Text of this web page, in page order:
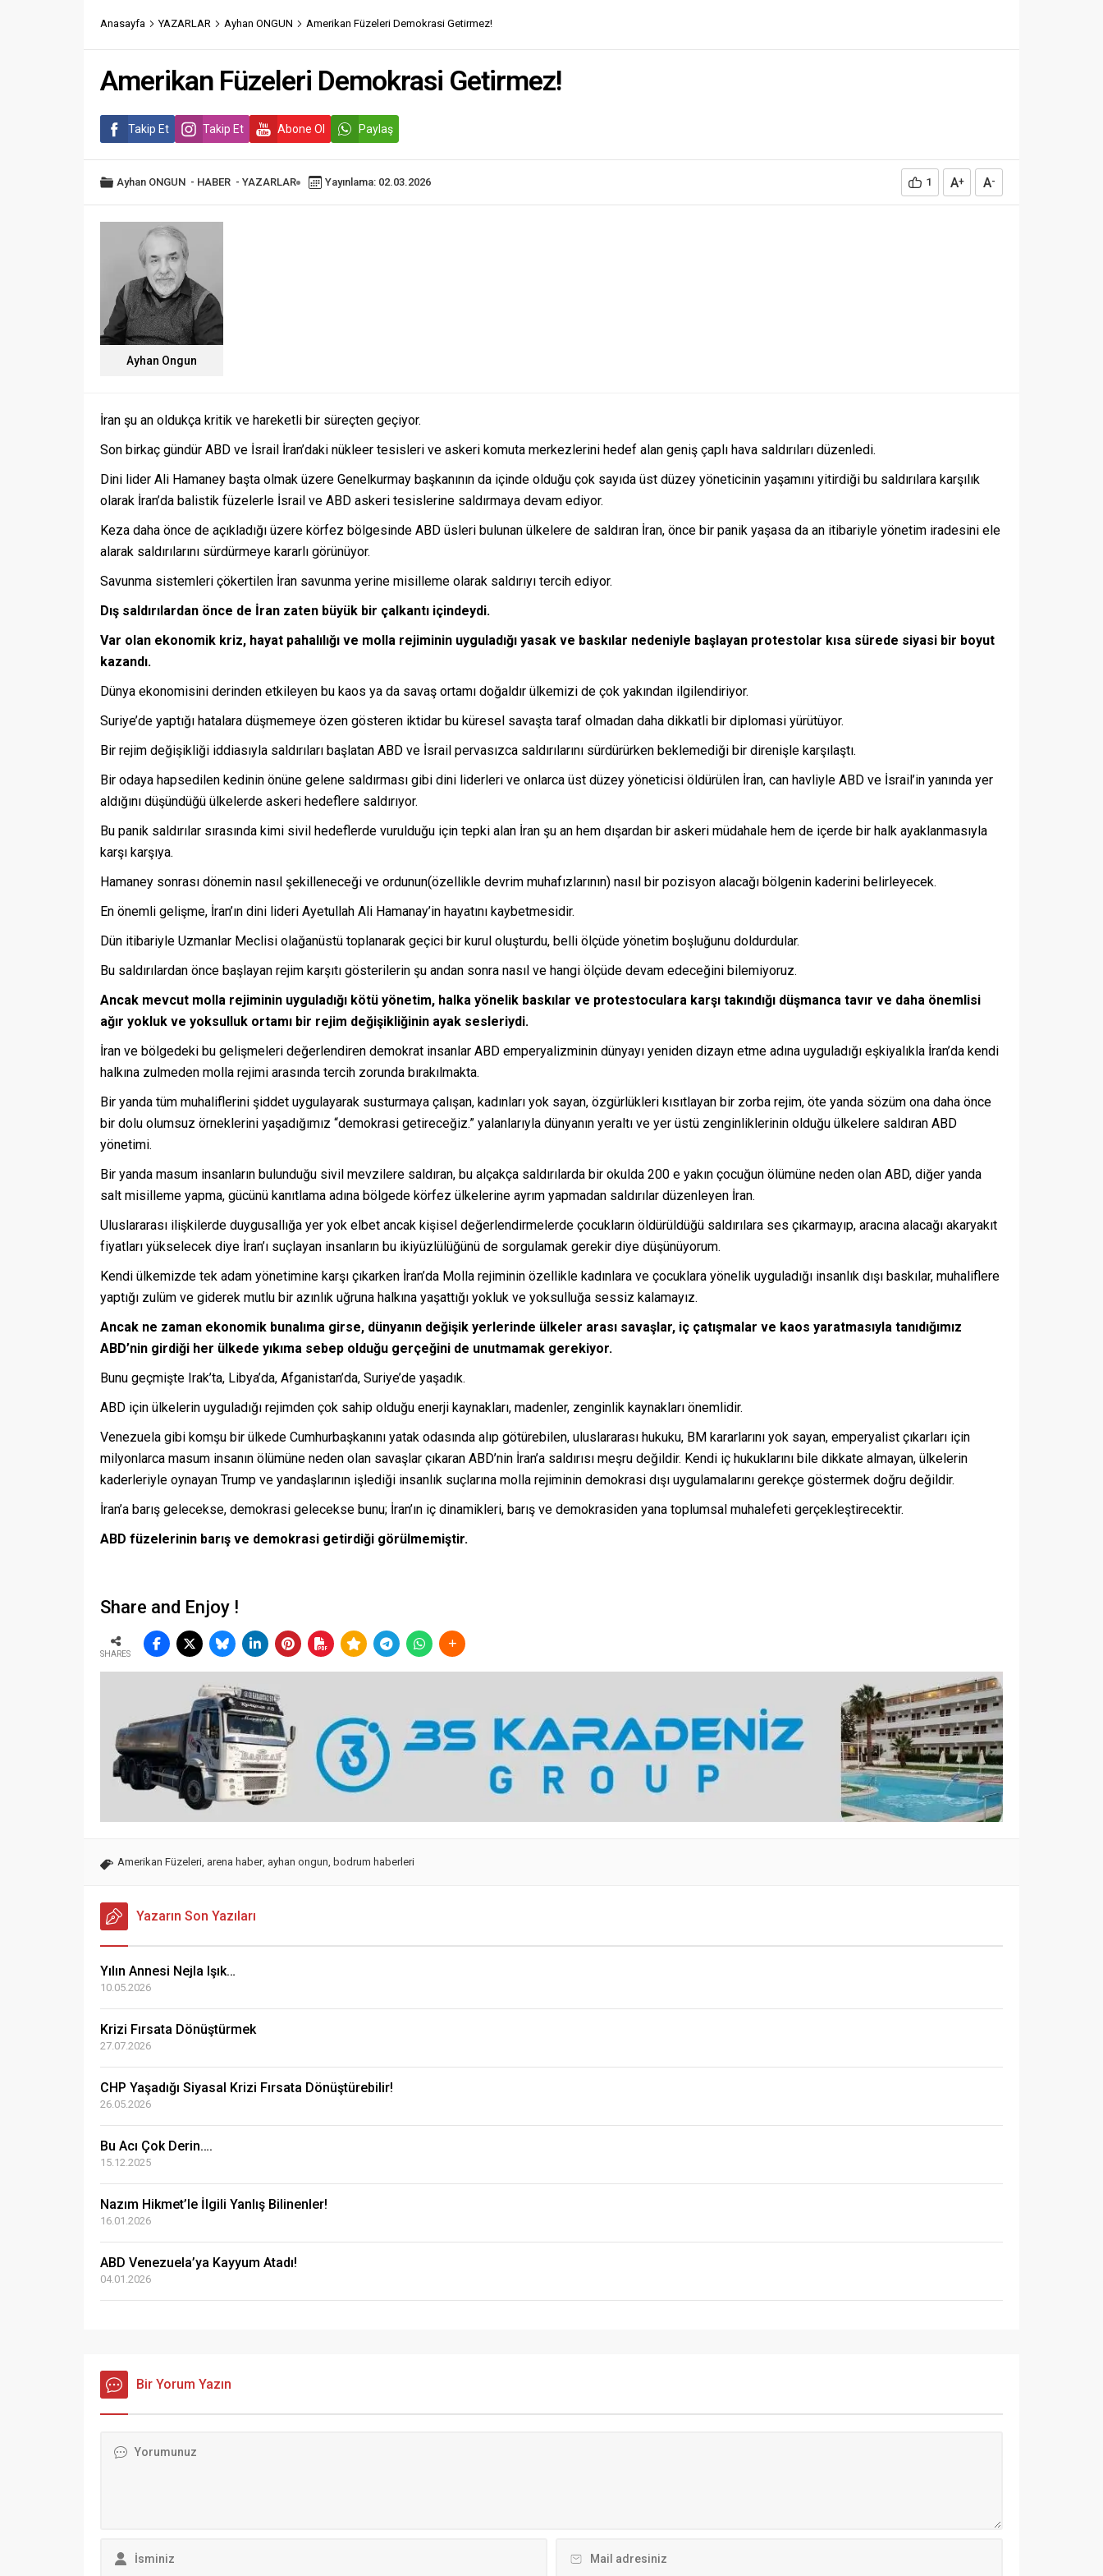
Anasayfa YAZARLAR Ayhan ONGUN Amerikan Füzeleri Demokrasi Getirmez!
Amerikan Füzeleri Demokrasi Getirmez!
Takip Et Takip Et Abone Ol Paylaş
Ayhan ONGUN - HABER - YAZARLAR Yayınlama: 02.03.2026 1 A+ A-
Ayhan Ongun
İran şu an oldukça kritik ve hareketli bir süreçten geçiyor.
Son birkaç gündür ABD ve İsrail İran’daki nükleer tesisleri ve askeri komuta merkezlerini hedef alan geniş çaplı hava saldırıları düzenledi.
Dini lider Ali Hamaney başta olmak üzere Genelkurmay başkanının da içinde olduğu çok sayıda üst düzey yöneticinin yaşamını yitirdiği bu saldırılara karşılık
olarak İran’da balistik füzelerle İsrail ve ABD askeri tesislerine saldırmaya devam ediyor.
Keza daha önce de açıkladığı üzere körfez bölgesinde ABD üsleri bulunan ülkelere de saldıran İran, önce bir panik yaşasa da an itibariyle yönetim iradesini ele
alarak saldırılarını sürdürmeye kararlı görünüyor.
Savunma sistemleri çökertilen İran savunma yerine misilleme olarak saldırıyı tercih ediyor.
Dış saldırılardan önce de İran zaten büyük bir çalkantı içindeydi.
Var olan ekonomik kriz, hayat pahalılığı ve molla rejiminin uyguladığı yasak ve baskılar nedeniyle başlayan protestolar kısa sürede siyasi bir boyut
kazandı.
Dünya ekonomisini derinden etkileyen bu kaos ya da savaş ortamı doğaldır ülkemizi de çok yakından ilgilendiriyor.
Suriye’de yaptığı hatalara düşmemeye özen gösteren iktidar bu küresel savaşta taraf olmadan daha dikkatli bir diplomasi yürütüyor.
Bir rejim değişikliği iddiasıyla saldırıları başlatan ABD ve İsrail pervasızca saldırılarını sürdürürken beklemediği bir direnişle karşılaştı.
Bir odaya hapsedilen kedinin önüne gelene saldırması gibi dini liderleri ve onlarca üst düzey yöneticisi öldürülen İran, can havliyle ABD ve İsrail’in yanında yer
aldığını düşündüğü ülkelerde askeri hedeflere saldırıyor.
Bu panik saldırılar sırasında kimi sivil hedeflerde vurulduğu için tepki alan İran şu an hem dışardan bir askeri müdahale hem de içerde bir halk ayaklanmasıyla
karşı karşıya.
Hamaney sonrası dönemin nasıl şekilleneceği ve ordunun(özellikle devrim muhafızlarının) nasıl bir pozisyon alacağı bölgenin kaderini belirleyecek.
En önemli gelişme, İran’ın dini lideri Ayetullah Ali Hamanay’in hayatını kaybetmesidir.
Dün itibariyle Uzmanlar Meclisi olağanüstü toplanarak geçici bir kurul oluşturdu, belli ölçüde yönetim boşluğunu doldurdular.
Bu saldırılardan önce başlayan rejim karşıtı gösterilerin şu andan sonra nasıl ve hangi ölçüde devam edeceğini bilemiyoruz.
Ancak mevcut molla rejiminin uyguladığı kötü yönetim, halka yönelik baskılar ve protestoculara karşı takındığı düşmanca tavır ve daha önemlisi
ağır yokluk ve yoksulluk ortamı bir rejim değişikliğinin ayak sesleriydi.
İran ve bölgedeki bu gelişmeleri değerlendiren demokrat insanlar ABD emperyalizminin dünyayı yeniden dizayn etme adına uyguladığı eşkiyalıkla İran’da kendi
halkına zulmeden molla rejimi arasında tercih zorunda bırakılmakta.
Bir yanda tüm muhaliflerini şiddet uygulayarak susturmaya çalışan, kadınları yok sayan, özgürlükleri kısıtlayan bir zorba rejim, öte yanda sözüm ona daha önce
bir dolu olumsuz örneklerini yaşadığımız “demokrasi getireceğiz.” yalanlarıyla dünyanın yeraltı ve yer üstü zenginliklerinin olduğu ülkelere saldıran ABD
yönetimi.
Bir yanda masum insanların bulunduğu sivil mevzilere saldıran, bu alçakça saldırılarda bir okulda 200 e yakın çocuğun ölümüne neden olan ABD, diğer yanda
salt misilleme yapma, gücünü kanıtlama adına bölgede körfez ülkelerine ayrım yapmadan saldırılar düzenleyen İran.
Uluslararası ilişkilerde duygusallığa yer yok elbet ancak kişisel değerlendirmelerde çocukların öldürüldüğü saldırılara ses çıkarmayıp, aracına alacağı akaryakıt
fiyatları yükselecek diye İran’ı suçlayan insanların bu ikiyüzlülüğünü de sorgulamak gerekir diye düşünüyorum.
Kendi ülkemizde tek adam yönetimine karşı çıkarken İran’da Molla rejiminin özellikle kadınlara ve çocuklara yönelik uyguladığı insanlık dışı baskılar, muhaliflere
yaptığı zulüm ve giderek mutlu bir azınlık uğruna halkına yaşattığı yokluk ve yoksulluğa sessiz kalamayız.
Ancak ne zaman ekonomik bunalıma girse, dünyanın değişik yerlerinde ülkeler arası savaşlar, iç çatışmalar ve kaos yaratmasıyla tanıdığımız
ABD’nin girdiği her ülkede yıkıma sebep olduğu gerçeğini de unutmamak gerekiyor.
Bunu geçmişte Irak’ta, Libya’da, Afganistan’da, Suriye’de yaşadık.
ABD için ülkelerin uyguladığı rejimden çok sahip olduğu enerji kaynakları, madenler, zenginlik kaynakları önemlidir.
Venezuela gibi komşu bir ülkede Cumhurbaşkanını yatak odasında alıp götürebilen, uluslararası hukuku, BM kararlarını yok sayan, emperyalist çıkarları için
milyonlarca masum insanın ölümüne neden olan savaşlar çıkaran ABD’nin İran’a saldırısı meşru değildir. Kendi iç hukuklarını bile dikkate almayan, ülkelerin
kaderleriyle oynayan Trump ve yandaşlarının işlediği insanlık suçlarına molla rejiminin demokrasi dışı uygulamalarını gerekçe göstermek doğru değildir.
İran’a barış gelecekse, demokrasi gelecekse bunu; İran’ın iç dinamikleri, barış ve demokrasiden yana toplumsal muhalefeti gerçekleştirecektir.
ABD füzelerinin barış ve demokrasi getirdiği görülmemiştir.
Share and Enjoy !
SHARES
Amerikan Füzeleri arena haber, ayhan ongun bodrum haberleri
Yazarın Son Yazıları
Yılın Annesi Nejla Işık…
10.05.2026
Krizi Fırsata Dönüştürmek
27.07.2026
CHP Yaşadığı Siyasal Krizi Fırsata Dönüştürebilir!
26.05.2026
Bu Acı Çok Derin….
15.12.2025
Nazım Hikmet’le İlgili Yanlış Bilinenler!
16.01.2026
ABD Venezuela’ya Kayyum Atadı!
04.01.2026
Bir Yorum Yazın